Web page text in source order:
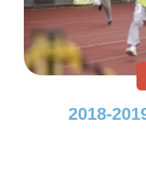
2018-